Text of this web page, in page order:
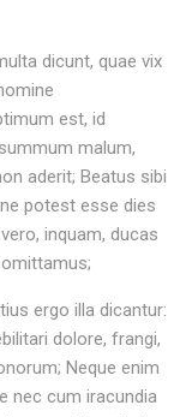
dicunt, quae vix
est, id
malum,
aderit; Beatus sibi
potest esse dies
inquam, ducas
ergo illa dicantur:
dolore, frangi,
Neque enim
nec cum iracundia